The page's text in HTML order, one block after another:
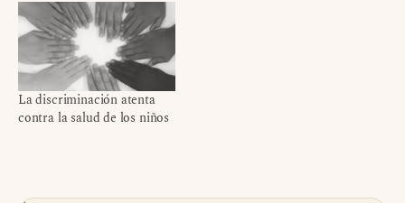
La discriminación atenta
contra la salud de los niños